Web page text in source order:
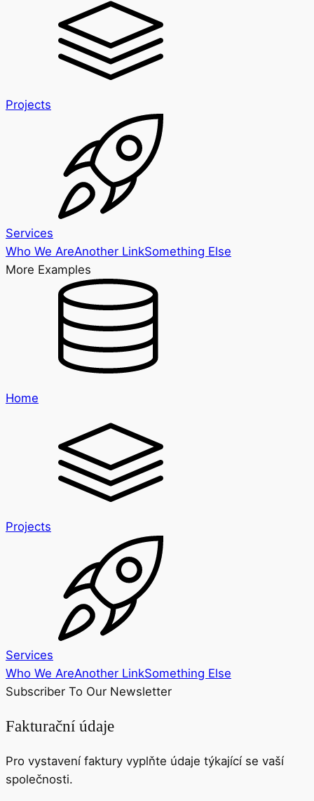
Projects
Services
Who We AreAnother LinkSomething Else
More Examples
Home
Projects
Services
Who We AreAnother LinkSomething Else
Subscriber To Our Newsletter
Fakturační údaje
Pro vystavení faktury vyplňte údaje týkající se vaší
společnosti.